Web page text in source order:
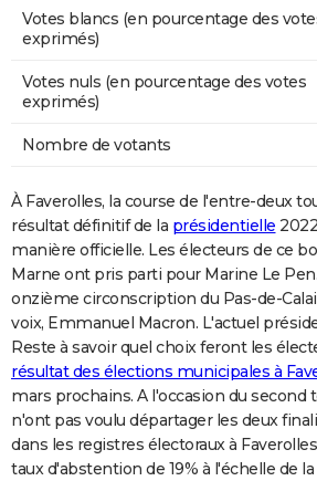
Votes blancs (en pourcentage des
exprimés)
Votes nuls (en pourcentage des votes
exprimés)
Nombre de votants
À Faverolles, la course de l'entre-deux
résultat définitif de la présidentielle
manière officielle. Les électeurs de ce
Marne ont pris parti pour Marine Le
onzième circonscription du Pas-de-
voix, Emmanuel Macron. L'actuel
Reste à savoir quel choix feront les
résultat des élections municipales à
mars prochains. A l'occasion du second
n'ont pas voulu départager les deux
dans les registres électoraux à
taux d'abstention de 19% à l'échelle de